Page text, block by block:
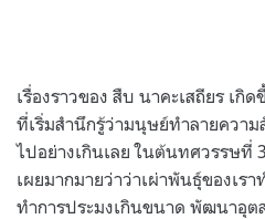
เรื่องราวของ สืบ นาคะเสถียร เกิ
ที่เริ่มสำนึกรู้ว่ามนุษย์ทำลายควา
ไปอย่างเกินเลย ในต้นทศวรรษที่
เผยมากมายว่าว่าเผ่าพันธุ์ของเร
ทำการประมงเกินขนาด พัฒนาอุต